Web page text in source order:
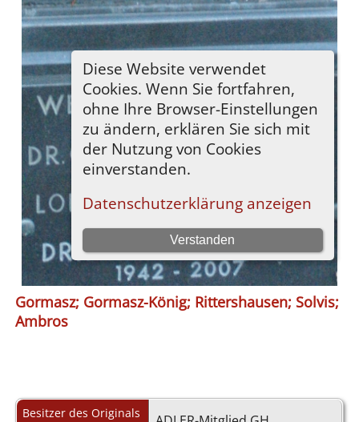
Gormasz; Gormasz-König; Rittershausen; Solvis;
Ambros
Besitzer des Originals